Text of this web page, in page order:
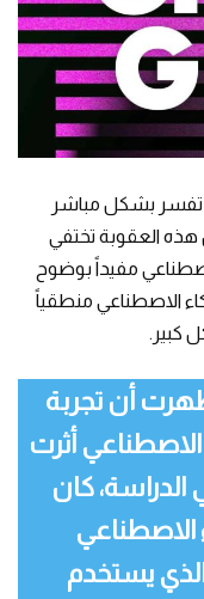
تفسر بشكل مباشر
هذه العقوبة تختفي
مفيداً بوضوح
الاصطناعي منطقياً
كبير.
أن تجربة
أثرت
كان
الاصطناعي
الذي يستخدم